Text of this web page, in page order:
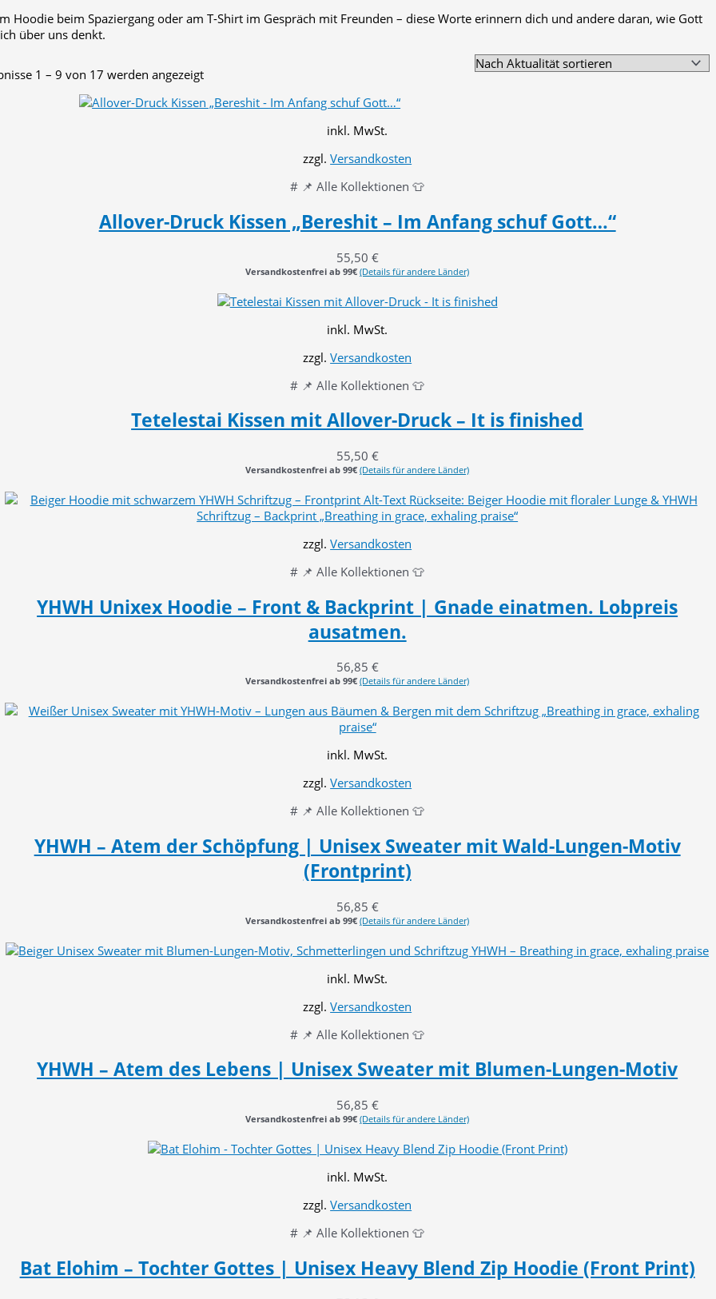
Hoodie beim Spaziergang oder am T-Shirt im Gespräch mit Freunden – diese Worte erinnern dich und andere daran, wie Gott
über uns denkt.
1 – 9 von 17 werden angezeigtNach
sortiert
inkl. MwSt.
zzgl.Versandkosten
# 📌 Alle Kollektionen 👕
Allover-Druck Kissen „Bereshit – Im Anfang schuf Gott…“
55,50 €
Versandkostenfrei ab 99€ (Details für andere Länder)
inkl. MwSt.
zzgl.Versandkosten
# 📌 Alle Kollektionen 👕
Tetelestai Kissen mit Allover-Druck – It is finished
55,50 €
Versandkostenfrei ab 99€ (Details für andere Länder)
zzgl.Versandkosten
# 📌 Alle Kollektionen 👕
YHWH Unixex Hoodie – Front & Backprint | Gnade einatmen. Lobpreis
ausatmen.
56,85 €
Versandkostenfrei ab 99€ (Details für andere Länder)
inkl. MwSt.
zzgl.Versandkosten
# 📌 Alle Kollektionen 👕
YHWH – Atem der Schöpfung | Unisex Sweater mit Wald-Lungen-Motiv
(Frontprint)
56,85 €
Versandkostenfrei ab 99€ (Details für andere Länder)
inkl. MwSt.
zzgl.Versandkosten
# 📌 Alle Kollektionen 👕
YHWH – Atem des Lebens | Unisex Sweater mit Blumen-Lungen-Motiv
56,85 €
Versandkostenfrei ab 99€ (Details für andere Länder)
inkl. MwSt.
zzgl.Versandkosten
# 📌 Alle Kollektionen 👕
Bat Elohim – Tochter Gottes | Unisex Heavy Blend Zip Hoodie (Front Print)